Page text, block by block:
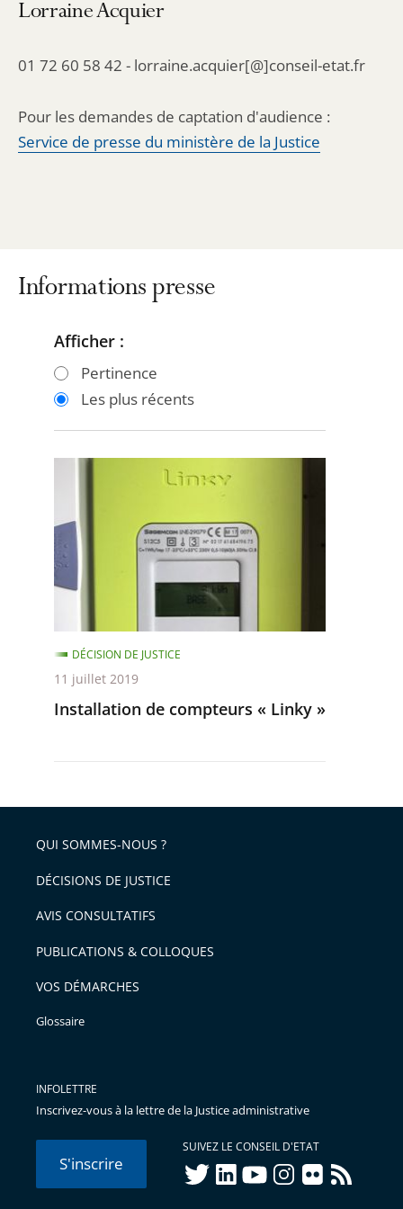
Lorraine Acquier
01 72 60 58 42 - lorraine.acquier[@]conseil-etat.fr
Pour les demandes de captation d'audience :
Service de presse du ministère de la Justice
Informations presse
Passer
filtres
Passer
filtres
Afficher :
Pertinence
Les plus récents
compteurs
Linky
»
Installation de compteurs « Linky »
DÉCISION DE JUSTICE
11 juillet 2019
QUI SOMMES-NOUS ?
DÉCISIONS DE JUSTICE
AVIS CONSULTATIFS
PUBLICATIONS & COLLOQUES
VOS DÉMARCHES
Glossaire
INFOLETTRE
Inscrivez-vous à la lettre de la Justice administrative
S'inscrire
SUIVEZ LE CONSEIL D'ETAT
twitterlinkedInyoutubeinstagram
flickr rss